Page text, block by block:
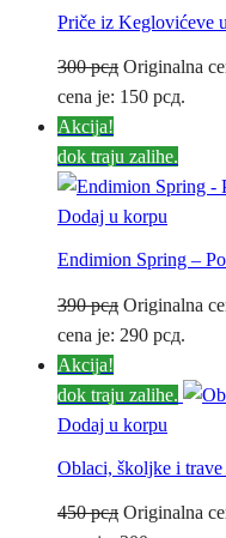
Priče iz Keglovićeve
300рсд Originalna
cena je: 150 рсд.
Akcija!
dok traju zalihe.
Dodaj u korpu
Endimion Spring –
390рсд Originalna
cena je: 290 рсд.
Akcija!
dok traju zalihe.
Dodaj u korpu
Oblaci, školjke i
450рсд Originalna